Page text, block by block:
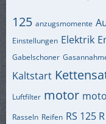
125 anzugsmomente
Einstellungen Elektrik
Gabelschoner
Kaltstart
Luftfilter motor
Rasseln Reifen RS 125 R